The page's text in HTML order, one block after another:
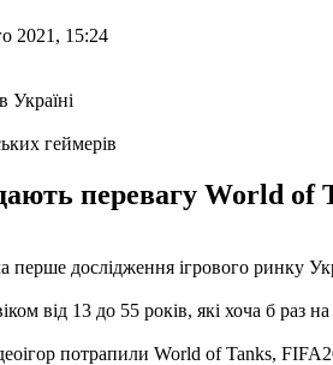
2021, 15:24
геймерів
перевагу World
перше дослідження ігрового ринку
від 13 до 55 років, які хоча б раз
потрапили World of Tanks,